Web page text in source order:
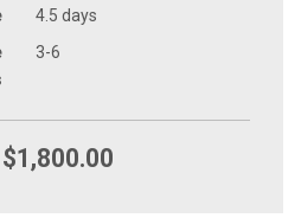
4.5 days
3-6
$1,800.00